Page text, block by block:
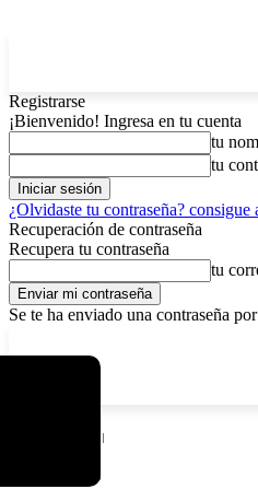
Registrarse
¡Bienvenido! Ingresa en tu cuenta
tu
tu
¿Olvidaste tu contraseña? consigue
Recuperación de contraseña
Recupera tu contraseña
tu
Se te ha enviado una contraseña
Nacional